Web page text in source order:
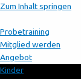
Zum Inhalt springen
Probetraining
Mitglied werden
Angebot
Kinder